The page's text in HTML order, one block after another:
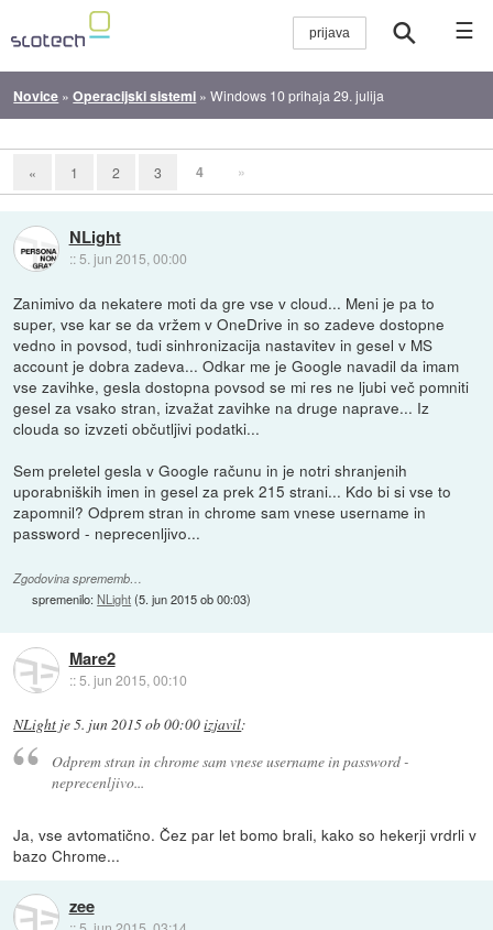
☰
Novice »Operacijski sistemi »Windows 10 prihaja 29. julija
« 1 2 3 4 »
NLight
:: 5. jun 2015, 00:00
Zanimivo da nekatere moti da gre vse v cloud... Meni je pa to
super, vse kar se da vržem v OneDrive in so zadeve dostopne
vedno in povsod, tudi sinhronizacija nastavitev in gesel v MS
account je dobra zadeva... Odkar me je Google navadil da imam
vse zavihke, gesla dostopna povsod se mi res ne ljubi več pomniti
gesel za vsako stran, izvažat zavihke na druge naprave... Iz
clouda so izvzeti občutljivi podatki...
Sem preletel gesla v Google računu in je notri shranjenih
uporabniških imen in gesel za prek 215 strani... Kdo bi si vse to
zapomnil? Odprem stran in chrome sam vnese username in
password - neprecenljivo...
Zgodovina sprememb…
spremenilo:NLight(5. jun 2015 ob 00:03)
Mare2
::5. jun 2015, 00:10
NLight je5. jun 2015 ob 00:00izjavil:
Odprem stran in chrome sam vnese username in password -
neprecenljivo...
Ja, vse avtomatično. Čez par let bomo brali, kako so hekerji vrdrli v
bazo Chrome...
zee